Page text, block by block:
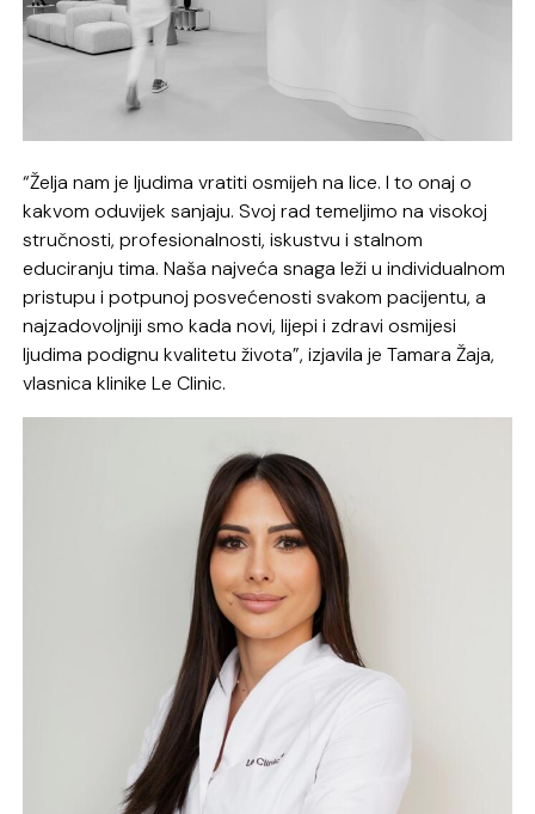
“Želja nam je ljudima vratiti osmijeh na lice. I to onaj o
kakvom oduvijek sanjaju. Svoj rad temeljimo na visokoj
stručnosti, profesionalnosti, iskustvu i stalnom
educiranju tima. Naša najveća snaga leži u individualnom
pristupu i potpunoj posvećenosti svakom pacijentu, a
najzadovoljniji smo kada novi, lijepi i zdravi osmijesi
ljudima podignu kvalitetu života”, izjavila je Tamara Žaja,
vlasnica klinike Le Clinic.